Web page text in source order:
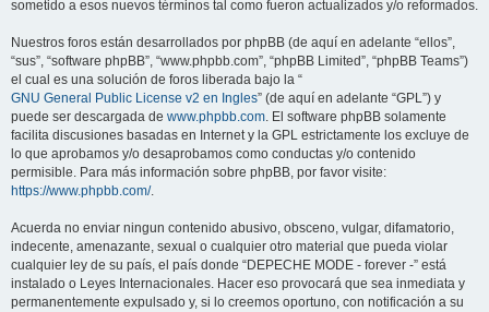
sometido a esos nuevos términos tal como fueron actualizados y/o reformados.
Nuestros foros están desarrollados por phpBB (de aquí en adelante “ellos”,
“sus”, “software phpBB”, “www.phpbb.com”, “phpBB Limited”, “phpBB Teams”)
el cual es una solución de foros liberada bajo la “
GNU General Public License v2 en Ingles” (de aquí en adelante “GPL”) y
puede ser descargada de www.phpbb.com. El software phpBB solamente
facilita discusiones basadas en Internet y la GPL estrictamente los excluye de
lo que aprobamos y/o desaprobamos como conductas y/o contenido
permisible. Para más información sobre phpBB, por favor visite:
https://www.phpbb.com/.
Acuerda no enviar ningun contenido abusivo, obsceno, vulgar, difamatorio,
indecente, amenazante, sexual o cualquier otro material que pueda violar
cualquier ley de su país, el país donde “DEPECHE MODE - forever -” está
instalado o Leyes Internacionales. Hacer eso provocará que sea inmediata y
permanentemente expulsado y, si lo creemos oportuno, con notificación a su